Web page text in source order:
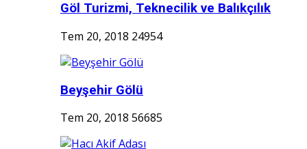
Göl Turizmi, Teknecilik ve Balıkçılık
Tem 20, 2018 24954
Beyşehir Gölü
Tem 20, 2018 56685